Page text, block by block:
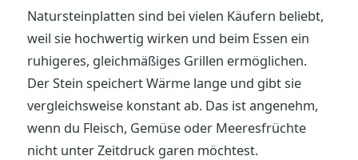
Natursteinplatten sind bei vielen Käufern beliebt,
weil sie hochwertig wirken und beim Essen ein
ruhigeres, gleichmäßiges Grillen ermöglichen.
Der Stein speichert Wärme lange und gibt sie
vergleichsweise konstant ab. Das ist angenehm,
wenn du Fleisch, Gemüse oder Meeresfrüchte
nicht unter Zeitdruck garen möchtest.